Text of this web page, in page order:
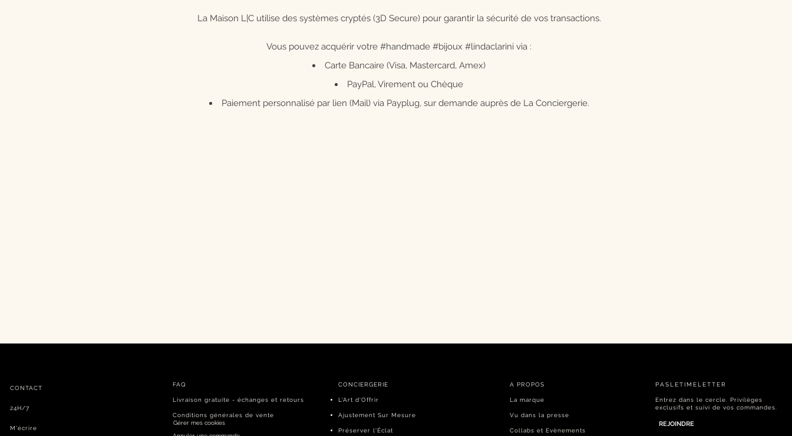
La Maison L|C utilise des systèmes cryptés (3D Secure) pour garantir la sécurité de vos transactions.
Vous pouvez acquérir votre #handmade #bijoux #lindaclarini via :
Carte Bancaire (Visa, Mastercard, Amex)
PayPal, Virement ou Chèque
Paiement personnalisé par lien (Mail) via Payplug, sur demande auprès de La Conciergerie.
CONTACT
24H/7
M'écrire
FAQ
Livraison gratuite​ - échanges et retours
Conditions générales de vente
Gérer mes cookies
CONCIERGERIE
L'Art d'Offrir
Ajustement Sur Mesure
Préserver l'Éclat
A PROPOS
La marque
Vu dans la presse
Collabs et Evènements
PASLETIMELETTER​
Entrez dans le cercle. Privilèges
exclusifs et suivi de vos commandes.
REJOINDRE